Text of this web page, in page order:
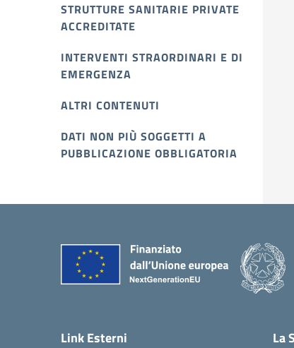
STRUTTURE SANITARIE PRIVATE
ACCREDITATE
INTERVENTI STRAORDINARI E DI
EMERGENZA
ALTRI CONTENUTI
DATI NON PIÙ SOGGETTI A
PUBBLICAZIONE OBBLIGATORIA
Link Esterni La